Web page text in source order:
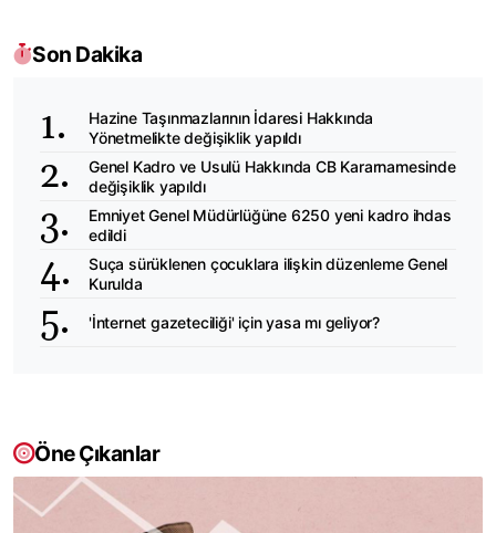
Son Dakika
Hazine Taşınmazlarının İdaresi Hakkında
Yönetmelikte değişiklik yapıldı
Genel Kadro ve Usulü Hakkında CB Kararnamesinde
değişiklik yapıldı
Emniyet Genel Müdürlüğüne 6250 yeni kadro ihdas
edildi
Suça sürüklenen çocuklara ilişkin düzenleme Genel
Kurulda
'İnternet gazeteciliği' için yasa mı geliyor?
Öne Çıkanlar